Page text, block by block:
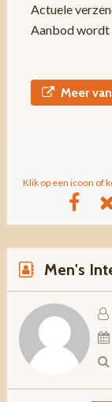
Actuele
Aanbod wordt
Meer
Klik op een icoon of
Men's